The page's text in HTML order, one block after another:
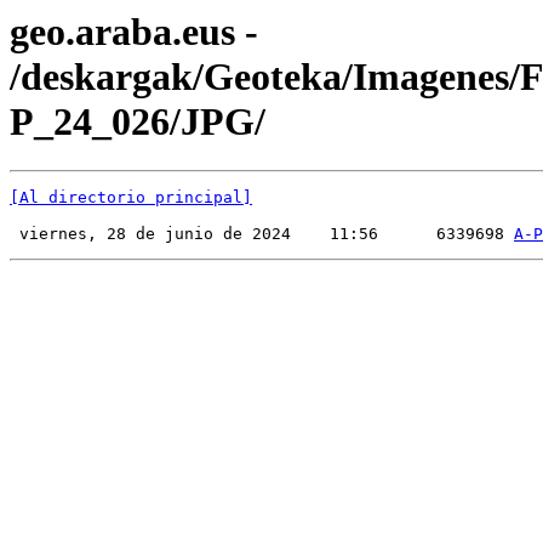
geo.araba.eus -
/deskargak/Geoteka/Imagenes/
P_24_026/JPG/
[Al directorio principal]
viernes, 28 de junio de 2024    11:56      6339698 A-